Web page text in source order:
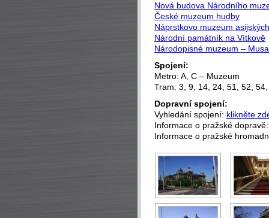
Nová budova Národního
České muzeum hudby
Náprstkovo muzeum
Národní památník na Vítkově
Národopisné muzeum –
Spojení:
Metro: A, C – Muzeum
Tram: 3, 9, 14, 24, 51, 52,
Dopravní spojení:
Vyhledání spojení: klikněte
Informace o pražské
Informace o pražské